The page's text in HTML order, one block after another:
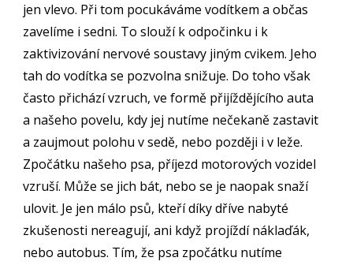
jen vlevo. Při tom pocukáváme vodítkem a občas
zavelíme i sedni. To slouží k odpočinku i k
zaktivizování nervové soustavy jiným cvikem. Jeho
tah do vodítka se pozvolna snižuje. Do toho však
často přichází vzruch, ve formě přijíždějícího auta
a našeho povelu, kdy jej nutíme nečekaně zastavit
a zaujmout polohu v sedě, nebo později i v leže.
Zpočátku našeho psa, příjezd motorových vozidel
vzruší. Může se jich bát, nebo se je naopak snaží
ulovit. Je jen málo psů, kteří díky dříve nabyté
zkušenosti nereagují, ani když projíždí náklaďák,
nebo autobus. Tím, že psa zpočátku nutíme